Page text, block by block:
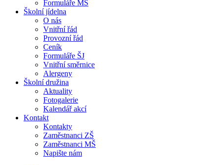
Formuláře MŠ
Školní jídelna
O nás
Vnitřní řád
Provozní řád
Ceník
Formuláře ŠJ
Vnitřní směrnice
Alergeny
Školní družina
Aktuality
Fotogalerie
Kalendář akcí
Kontakt
Kontakty
Zaměstnanci ZŠ
Zaměstnanci MŠ
Napište nám